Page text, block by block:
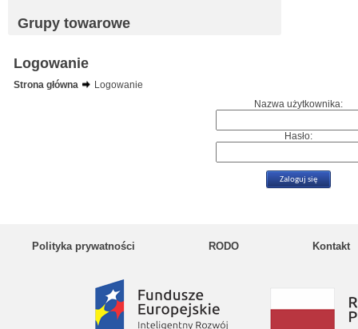
Grupy towarowe
Logowanie
Strona główna
Logowanie
Nazwa użytkownika:
Hasło:
Polityka prywatności RODO Kontakt